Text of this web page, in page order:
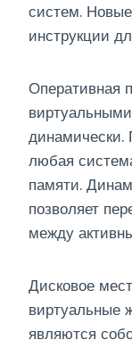
систем.
инструкции
Оперативная
динамически.
любая
памяти.
позволяет
между
Дисковое
виртуальные
являются